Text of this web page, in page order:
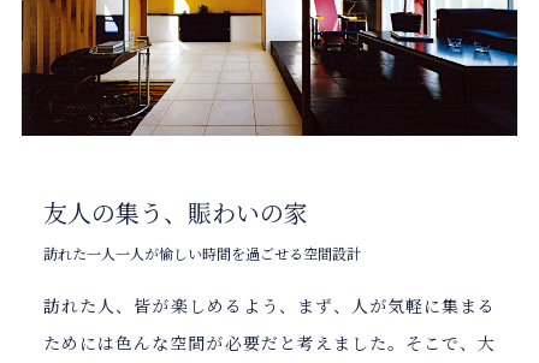
友人の集う、賑わいの家
訪れた一人一人が愉しい時間を過ごせる空間設計
訪れた人、皆が楽しめるよう、まず、人が気軽に集まる
ためには色んな空間が必要だと考えました。そこで、大